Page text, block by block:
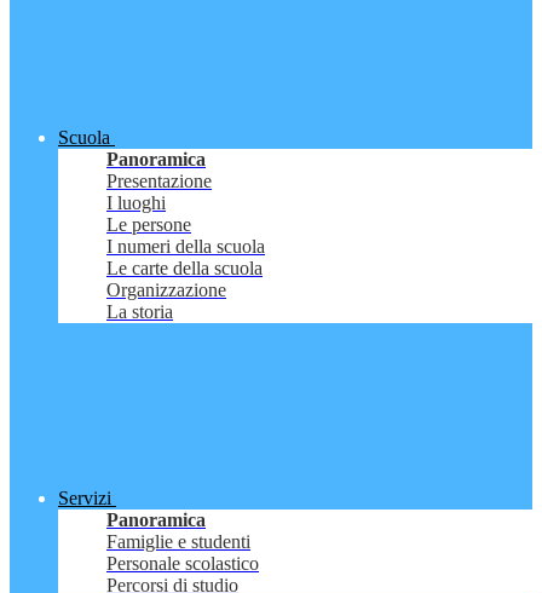
Scuola
Panoramica
Presentazione
I luoghi
Le persone
I numeri della scuola
Le carte della scuola
Organizzazione
La storia
Servizi
Panoramica
Famiglie e studenti
Personale scolastico
Percorsi di studio